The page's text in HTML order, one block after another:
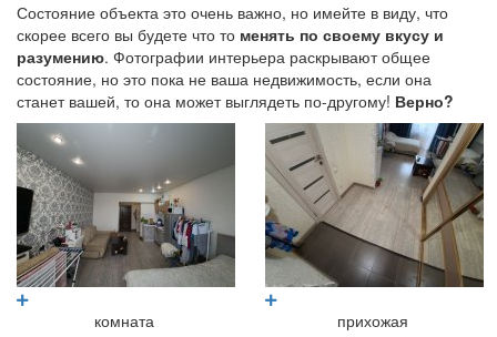
Состояние объекта это очень важно, но имейте в виду, что
скорее всего вы будете что то менять по своему вкусу и
разумению. Фотографии интерьера раскрывают общее
состояние, но это пока не ваша недвижимость, если она
станет вашей, то она может выглядеть по-другому! Верно?
комната прихожая